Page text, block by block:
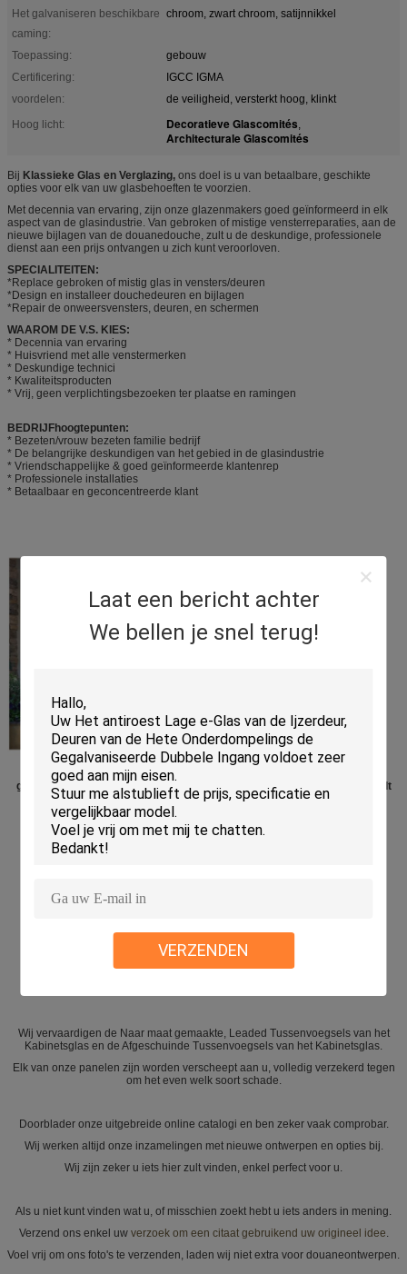
Laat een bericht achter
We bellen je snel terug!
VERZENDEN
Het galvaniseren beschikbare
caming:
chroom, zwart chroom, satijnnikkel
Toepassing:
gebouw
Certificering:
IGCC IGMA
voordelen:
de veiligheid, versterkt hoog, klinkt
Hoog licht:
Decoratieve Glascomités,
Architecturale Glascomités
Bij Klassieke Glas en Verglazing, ons doel is u van betaalbare, geschikte
opties voor elk van uw glasbehoeften te voorzien.
Met decennia van ervaring, zijn onze glazenmakers goed geïnformeerd in elk
aspect van de glasindustrie. Van gebroken of mistige vensterreparaties, aan de
nieuwe bijlagen van de douanedouche, zult u de deskundige, professionele
dienst aan een prijs ontvangen u zich kunt veroorloven.
SPECIALITEITEN:
*Replace gebroken of mistig glas in vensters/deuren
*Design en installeer douchedeuren en bijlagen
*Repair de onweersvensters, deuren, en schermen
WAAROM DE V.S. KIES:
* Decennia van ervaring
* Huisvriend met alle venstermerken
* Deskundige technici
* Kwaliteitsproducten
* Vrij, geen verplichtingsbezoeken ter plaatse en ramingen
BEDRIJFhoogtepunten:
* Bezeten/vrouw bezeten familie bedrijf
* De belangrijke deskundigen van het gebied in de glasindustrie
* Vriendschappelijke & goed geïnformeerde klantenrep
* Professionele installaties
* Betaalbaar en geconcentreerde klant
Het Tussenvoegselontwerpen van het kabinetsglas zonder
groottebeperkingen! Om het even welke kleur of textuur van glas u houdt
van.
Uw eigen die ontwerpen van het het glastussenvoegsel van het
douanekabinet, voor u zonder meerprijs worden gemaakt.
Wij douane maken elk van ons eigen Afgeschuind Glas .....
Om het even welke stijl, om het even welke vorm, om het even welke
grootte. Geen beperkingen.
Wij vervaardigen de Naar maat gemaakte, Leaded Tussenvoegsels van het
Kabinetsglas en de Afgeschuinde Tussenvoegsels van het Kabinetsglas.
Elk van onze panelen zijn worden verscheept aan u, volledig verzekerd tegen
om het even welk soort schade.
Doorblader onze uitgebreide online catalogi en ben zeker vaak comprobar.
Wij werken altijd onze inzamelingen met nieuwe ontwerpen en opties bij.
Wij zijn zeker u iets hier zult vinden, enkel perfect voor u.
Als u niet kunt vinden wat u, of misschien zoekt hebt u iets anders in mening.
Verzend ons enkel uw verzoek om een citaat gebruikend uw origineel idee.
Voel vrij om ons foto's te verzenden, laden wij niet extra voor douaneontwerpen.